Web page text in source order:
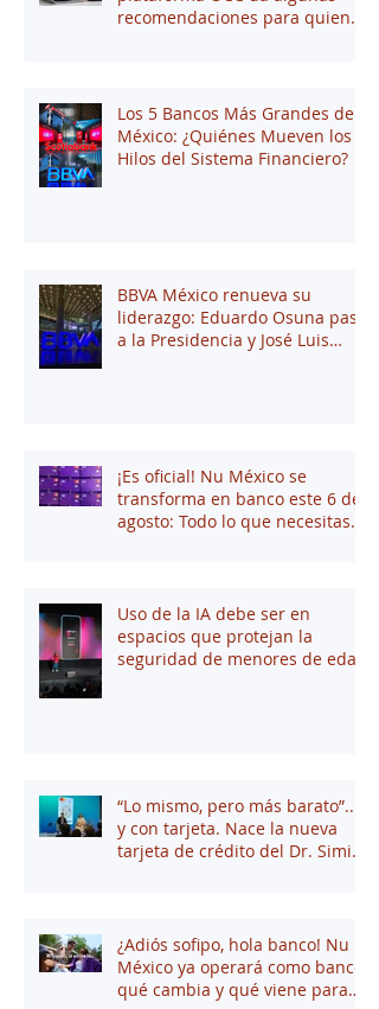
recomendaciones para quienes
Los 5 Bancos Más Grandes de
México: ¿Quiénes Mueven los
Hilos del Sistema Financiero?
BBVA México renueva su
liderazgo: Eduardo Osuna pasa
a la Presidencia y José Luis
¡Es oficial! Nu México se
transforma en banco este 6 de
agosto: Todo lo que necesitas
Uso de la IA debe ser en
espacios que protejan la
seguridad de menores de edad
“Lo mismo, pero más barato”...
y con tarjeta. Nace la nueva
tarjeta de crédito del Dr. Simi
¿Adiós sofipo, hola banco! Nu
México ya operará como banco:
qué cambia y qué viene para